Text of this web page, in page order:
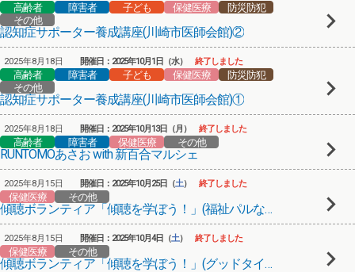
高齢者 障害者 子ども 保健医療
防災防犯
その他
認知症サポーター養成講座(川崎市医師会館)②
2025年8月18日
高齢者 障害者 子ども 保健医療
防災防犯
その他
認知症サポーター養成講座(川崎市医師会館)①
開催日：2025年10月1日（水） 終了しました
2025年8月18日
高齢者 障害者 保健医療 その他
RUNTOMOあさお with 新百合マルシェ
開催日：2025年10月13日（月） 終了しました
2025年8月15日
保健医療 その他
傾聴ボランティア「傾聴を学ぼう！」(福祉パルなかはら)
開催日：2025年10月25日（土） 終了しました
2025年8月15日
保健医療 その他
傾聴ボランティア「傾聴を学ぼう！」(グッドタイムホーム･生田)
開催日：2025年10月4日（土） 終了しました